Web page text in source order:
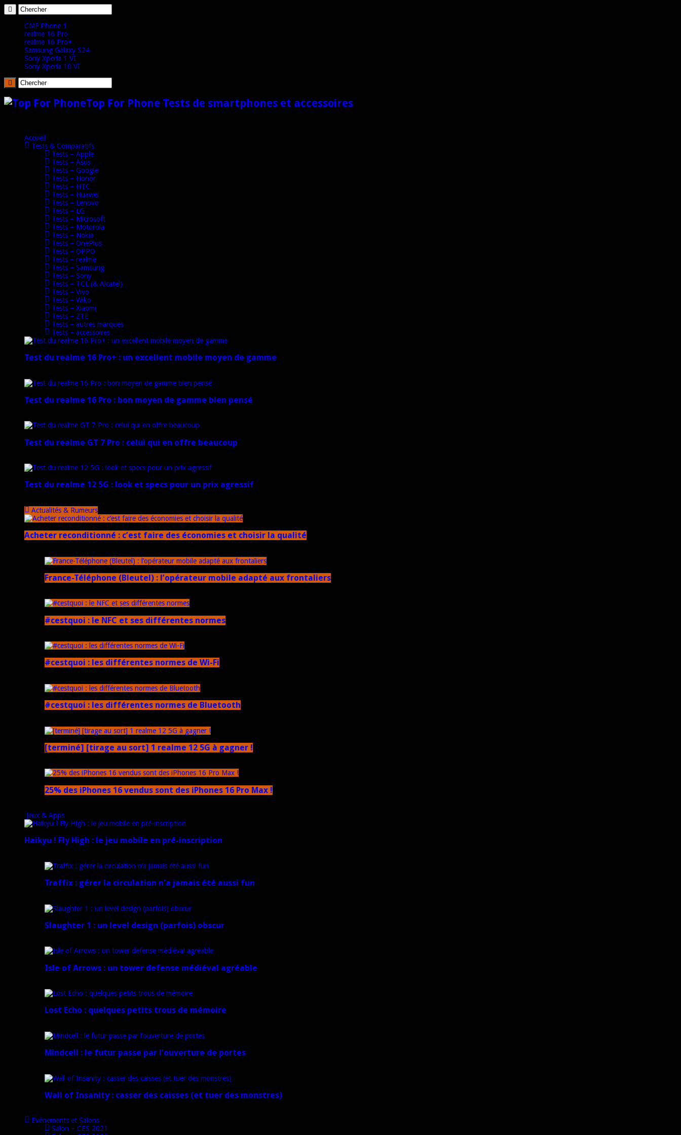
CMF Phone 1
realme 16 Pro
realme 16 Pro+
Samsung Galaxy S24
Sony Xperia 1 VI
Sony Xperia 10 VI
Top For Phone Tests de smartphones et accessoires
Accueil
Tests & Comparatifs
Tests – Apple
Tests – Asus
Tests – Google
Tests – Honor
Tests – HTC
Tests – Huawei
Tests – Lenovo
Tests – LG
Tests – Microsoft
Tests – Motorola
Tests – Nokia
Tests – OnePlus
Tests – OPPO
Tests – realme
Tests – Samsung
Tests – Sony
Tests – TCL (& Alcatel)
Tests – Vivo
Tests – Wiko
Tests – Xiaomi
Tests – ZTE
Tests – autres marques
Tests – accessoires
Test du realme 16 Pro+ : un excellent mobile moyen de gamme
Test du realme 16 Pro : bon moyen de gamme bien pensé
Test du realme GT 7 Pro : celui qui en offre beaucoup
Test du realme 12 5G : look et specs pour un prix agressif
Actualités & Rumeurs
Acheter reconditionné : c’est faire des économies et choisir la qualité
France-Téléphone (Bleutel) : l’opérateur mobile adapté aux frontaliers
#cestquoi : le NFC et ses différentes normes
#cestquoi : les différentes normes de Wi-Fi
#cestquoi : les différentes normes de Bluetooth
[terminé] [tirage au sort] 1 realme 12 5G à gagner !
25% des iPhones 16 vendus sont des iPhones 16 Pro Max !
Jeux & Apps
Haikyu ! Fly High : le jeu mobile en pré-inscription
Traffix : gérer la circulation n’a jamais été aussi fun
Slaughter 1 : un level design (parfois) obscur
Isle of Arrows : un tower defense médiéval agréable
Lost Echo : quelques petits trous de mémoire
Mindcell : le futur passe par l’ouverture de portes
Wall of Insanity : casser des caisses (et tuer des monstres)
Evénements et Salons
Salon – CES 2021